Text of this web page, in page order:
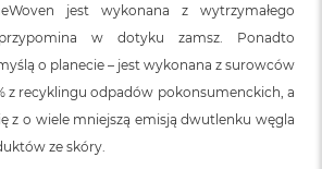
jest wykonana z wytrzymałego
w dotyku zamsz. Ponadto
o planecie – jest wykonana z surowców
z recyklingu odpadów pokonsumenckich, a
z o wiele mniejszą emisją dwutlenku węgla
ze skóry.